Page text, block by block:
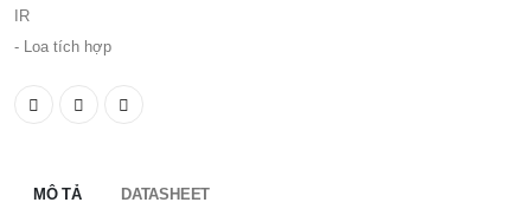
IR
- Loa tích hợp
MÔ TẢ DATASHEET